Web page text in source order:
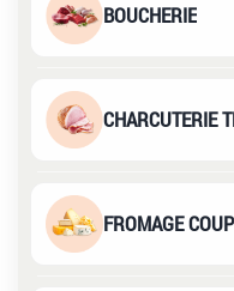
BOUCHERIE
CHARCUTERIE
FROMAGE